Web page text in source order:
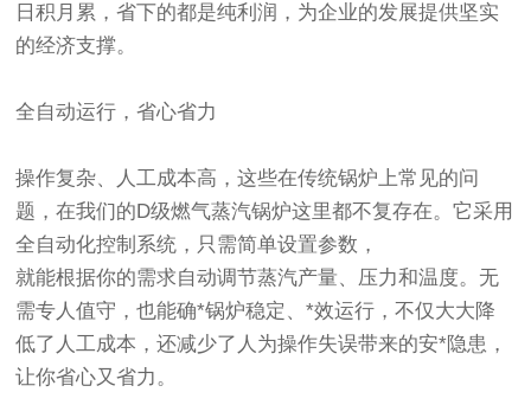
日积月累，省下的都是纯利润，为企业的发展提供坚实
的经济支撑。
全自动运行，省心省力
操作复杂、人工成本高，这些在传统锅炉上常见的问
题，在我们的D级燃气蒸汽锅炉这里都不复存在。它采用
全自动化控制系统，只需简单设置参数，
就能根据你的需求自动调节蒸汽产量、压力和温度。无
需专人值守，也能确*锅炉稳定、*效运行，不仅大大降
低了人工成本，还减少了人为操作失误带来的安*隐患，
让你省心又省力。